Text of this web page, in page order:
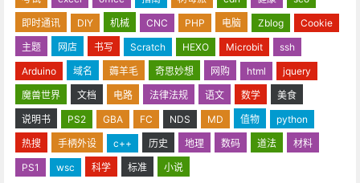
即时通讯
DIY 机械 CNC PHP 电脑 Zblog
Cookie
主题
网店 书写 Scratch HEXO Microbit
ssh
Arduino
域名 薅羊毛 奇思妙想 网购 html
jquery
魔兽世界
文档 电路 法律法规 语文 数学
美食
说明书
PS2 GBA FC NDS MD 值物
python
热搜
手柄外设 c++ 历史 地理 数码 道法
材料
PS1
wsc 科学 标准 小说